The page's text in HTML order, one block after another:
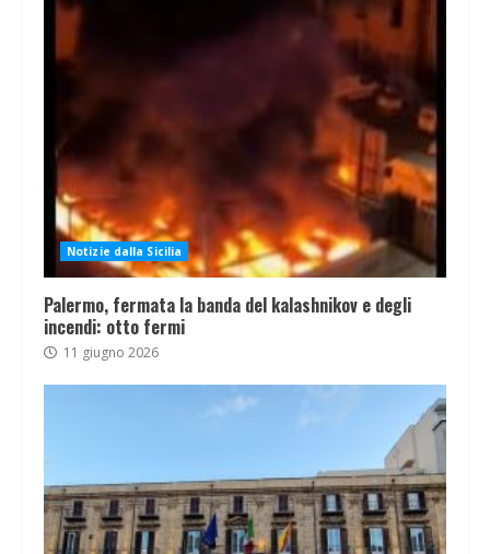
Notizie dalla Sicilia
Palermo, fermata la banda del kalashnikov e degli
incendi: otto fermi
11 giugno 2026